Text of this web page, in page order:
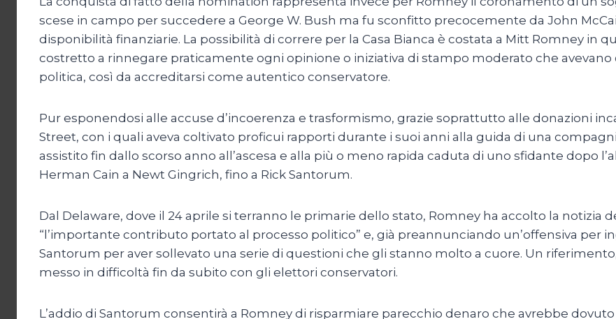
scese in campo per succedere a George W. Bush ma fu sconfitto precocemente da John
disponibilità finanziarie. La possibilità di correre per la Casa Bianca è costata a Mitt Romney in
costretto a rinnegare praticamente ogni opinione o iniziativa di stampo moderato che
politica, così da accreditarsi come autentico conservatore.
Pur esponendosi alle accuse d’incoerenza e trasformismo, grazie soprattutto alle donazioni
Street, con i quali aveva coltivato proficui rapporti durante i suoi anni alla guida di una
assistito fin dallo scorso anno all’ascesa e alla più o meno rapida caduta di uno sfidante dopo
Herman Cain a Newt Gingrich, fino a Rick Santorum.
Dal Delaware, dove il 24 aprile si terranno le primarie dello stato, Romney ha accolto la notizia
“l’importante contributo portato al processo politico” e, già preannunciando un’offensiva per
Santorum per aver sollevato una serie di questioni che gli stanno molto a cuore. Un
messo in difficoltà fin da subito con gli elettori conservatori.
L’addio di Santorum consentirà a Romney di risparmiare parecchio denaro che avrebbe